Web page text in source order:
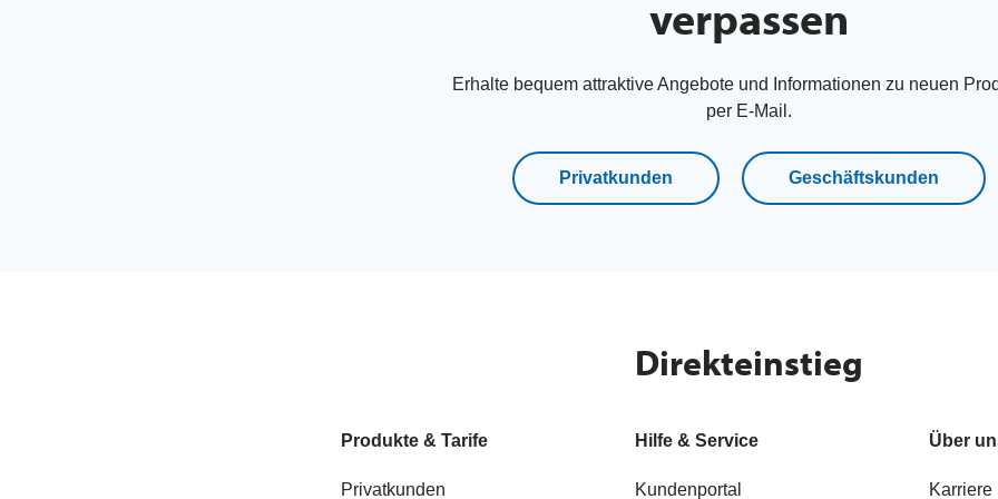
verpassen
Erhalte bequem attraktive Angebote und Informationen zu neuen
per E-Mail.
Privatkunden Geschäftskunden
Direkteinstieg
Produkte & Tarife
Privatkunden
Hilfe & Service
Kundenportal
Über
Karriere